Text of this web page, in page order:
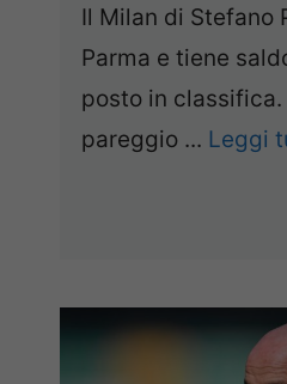
Il Milan di Stefano
Parma e tiene
posto in
pareggio ... Leggi